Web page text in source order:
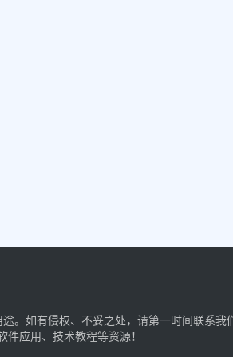
。如有侵权、不妥之处，请第一时间联系我
件应用、技术教程等资源！